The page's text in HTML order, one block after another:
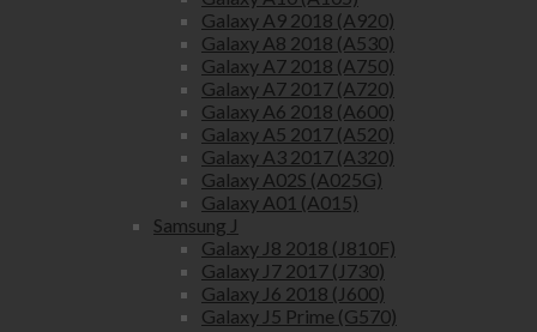
Galaxy A9 2018 (A920)
Galaxy A8 2018 (A530)
Galaxy A7 2018 (A750)
Galaxy A7 2017 (A720)
Galaxy A6 2018 (A600)
Galaxy A5 2017 (A520)
Galaxy A3 2017 (A320)
Galaxy A02S (A025G)
Galaxy A01 (A015)
Samsung J
Galaxy J8 2018 (J810F)
Galaxy J7 2017 (J730)
Galaxy J6 2018 (J600)
Galaxy J5 Prime (G570)